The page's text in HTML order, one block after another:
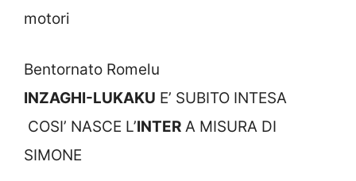
motori
Bentornato Romelu
INZAGHI-LUKAKU E’ SUBITO INTESA
COSI’ NASCE L’INTER A MISURA DI
SIMONE